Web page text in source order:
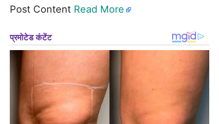
Post Content Read More